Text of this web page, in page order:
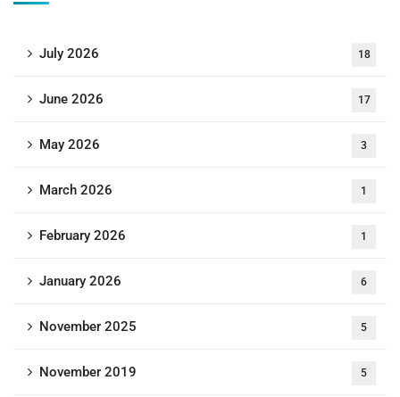
July 2026 18
June 2026 17
May 2026 3
March 2026 1
February 2026 1
January 2026 6
November 2025 5
November 2019 5